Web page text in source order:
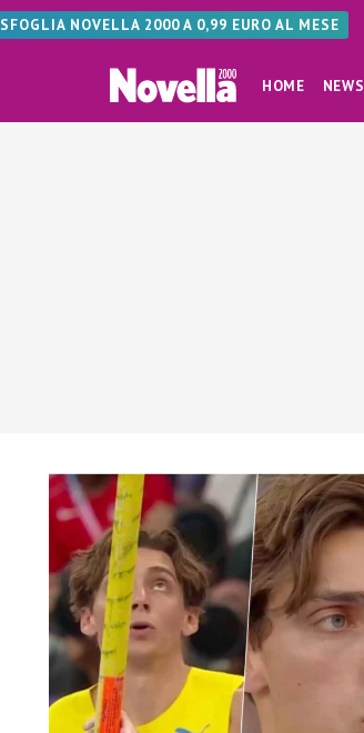
SFOGLIA NOVELLA 2000 A 0,99 EURO AL MESE
HOME NEWS